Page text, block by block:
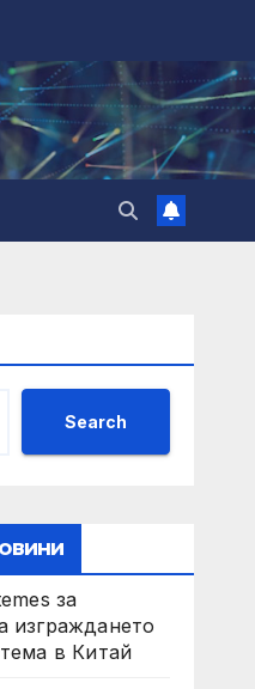
Search
за
изграждането
в Китай